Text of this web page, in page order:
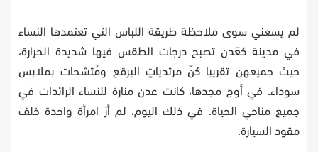
لم يسعني سوى ملاحظة طريقة اللباس التي تعتمدها النساء
في مدينة كعَدن تصبح درجات الطقس فيها شديدة الحرارة،
حيث جميعهن تقريبا كنّ مرتدياتٍ البرقع ومُتشحات بملابس
سوداء. في أوج مجدها، كانت عدن منارة للنساء الرائدات في
جميع مناحي الحياة. في ذلك اليوم، لم أرَ امرأة واحدة خلف
مقود السيارة.